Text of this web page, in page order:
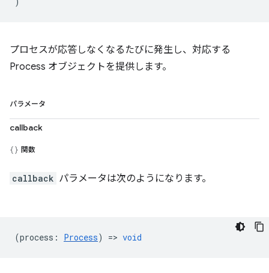
プロセスが応答しなくなるたびに発生し、対応する
Process オブジェクトを提供します。
パラメータ
callback
関数
callback パラメータは次のようになります。
(process : Process) => void